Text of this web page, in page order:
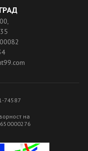
74587
на